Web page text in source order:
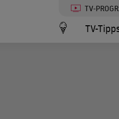
TV-
TV-